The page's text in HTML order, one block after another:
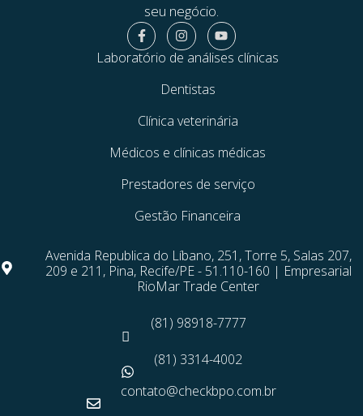
seu negócio.
Laboratório de análises clínicas
Dentistas
Clínica veterinária
Médicos e clínicas médicas
Prestadores de serviço
Gestão Financeira
Avenida Republica do Líbano, 251, Torre 5, Salas 207,
209 e 211, Pina, Recife/PE - 51.110-160 | Empresarial
RioMar Trade Center
(81) 98918-7777
(81) 3314-4002
contato@checkbpo.com.br